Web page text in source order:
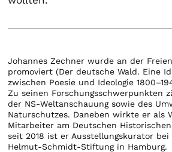
Johannes Zechner wurde an der
promoviert (Der deutsche Wald. Eine
zwischen Poesie und Ideologie
Zu seinen Forschungsschwerpunkten
der NS-Weltanschauung sowie des
Naturschutzes. Daneben wirkte er als
Mitarbeiter am Deutschen
seit 2018 ist er Ausstellungskurator
Helmut-Schmidt-Stiftung in Hamburg.